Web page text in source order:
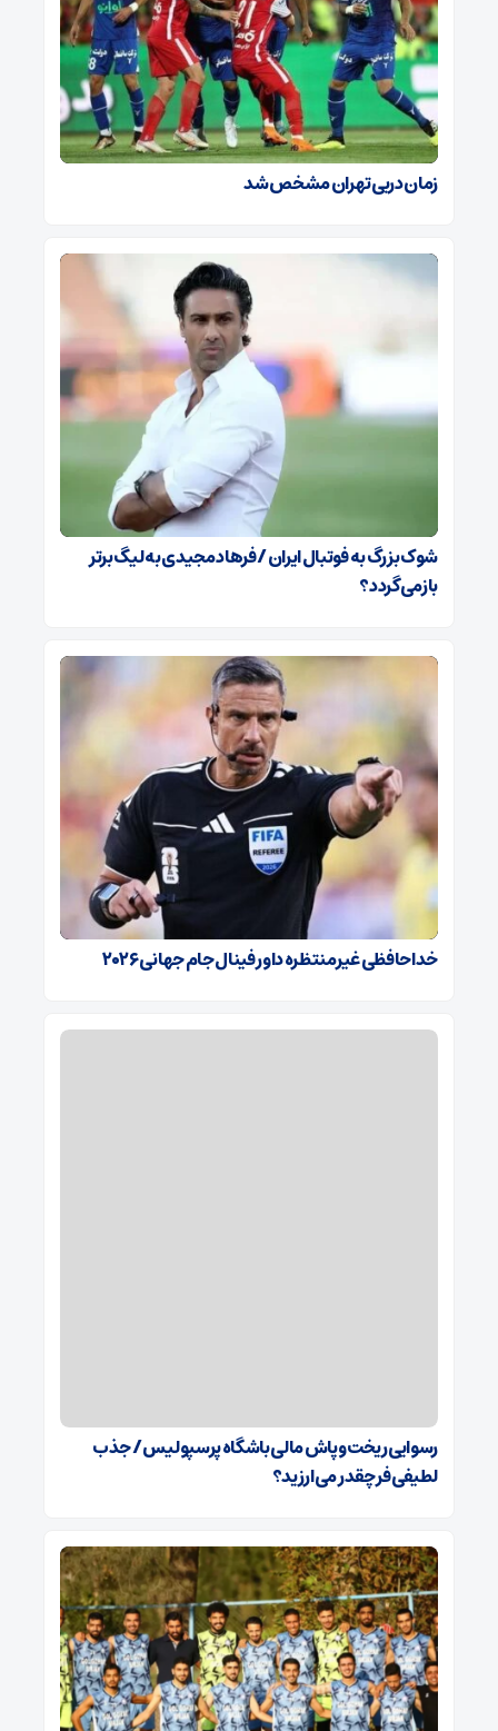
زمان دربی تهران مشخص شد
شوک بزرگ به فوتبال ایران / فرهاد مجیدی به لیگ برتر
بازمی‌گردد؟
خداحافظی غیرمنتظره داور فینال جام جهانی ۲۰۲۶
رسوایی ریخت‌وپاش مالی باشگاه پرسپولیس/ جذب
لطیفی‌فر چقدر می‌ارزید؟